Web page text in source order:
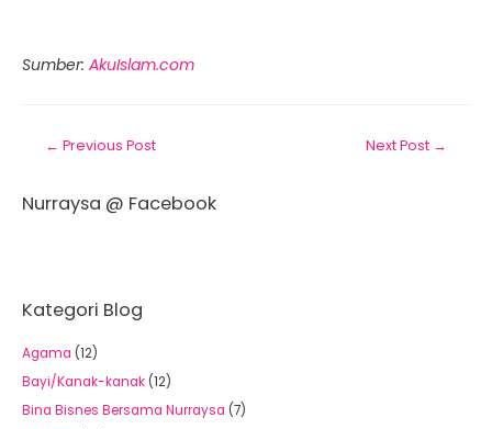
Sumber: AkuIslam.com
← Previous Post Next Post →
Nurraysa @ Facebook
Kategori Blog
Agama (12)
Bayi/Kanak-kanak (12)
Bina Bisnes Bersama Nurraysa (7)